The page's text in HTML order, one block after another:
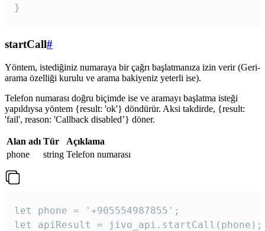
}
startCall#
Yöntem, istediğiniz numaraya bir çağrı başlatmanıza izin verir (Geri-
arama özelliği kurulu ve arama bakiyeniz yeterli ise).
Telefon numarası doğru biçimde ise ve aramayı başlatma isteği
yapıldıysa yöntem {result: 'ok'} döndürür. Aksi takdirde, {result:
'fail', reason: 'Callback disabled’} döner.
Alan adı Tür
Açıklama
phone
string Telefon numarası
let phone = '+905554987855';
let apiResult = jivo_api.startCall(phone);